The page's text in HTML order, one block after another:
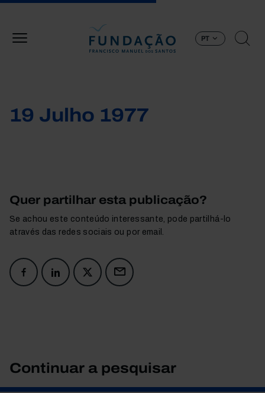
PT
19 Julho 1977
Quer partilhar esta publicação?
Se achou este conteúdo interessante, pode partilhá-lo
através das redes sociais ou por email.
Continuar a pesquisar